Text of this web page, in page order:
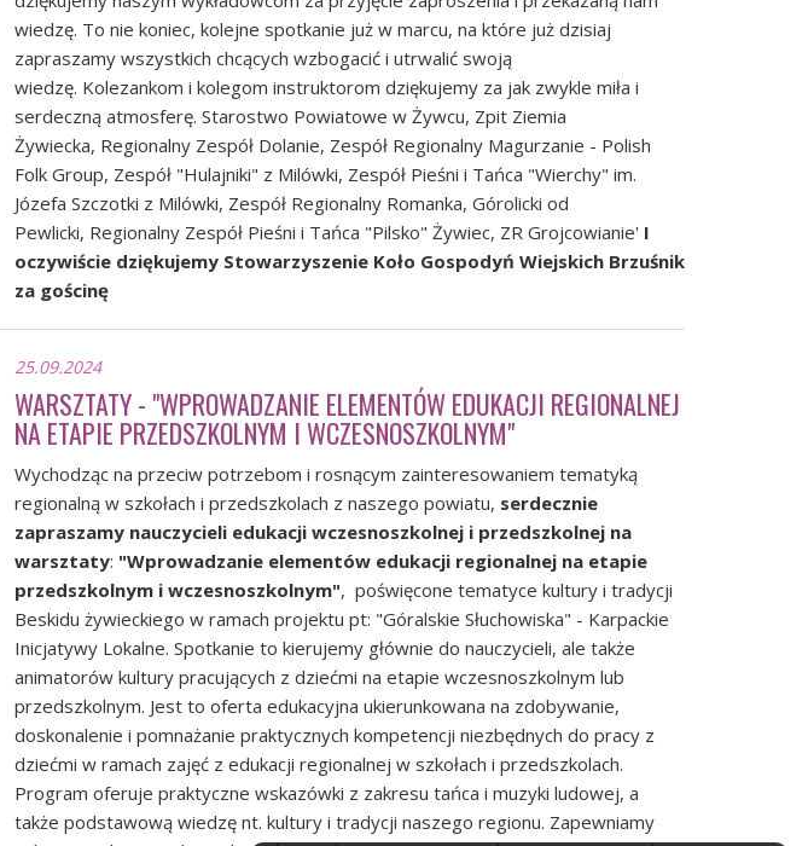
wiedzę. To nie koniec, kolejne spotkanie już w marcu, na które już dzisiaj
zapraszamy wszystkich chcących wzbogacić i utrwalić swoją
wiedzę. Kolezankom i kolegom instruktorom dziękujemy za jak zwykle miła i
serdeczną atmosferę. Starostwo Powiatowe w Żywcu, Zpit Ziemia
Żywiecka, Regionalny Zespół Dolanie, Zespół Regionalny Magurzanie - Polish
Folk Group, Zespół "Hulajniki" z Milówki, Zespół Pieśni i Tańca "Wierchy" im.
Józefa Szczotki z Milówki, Zespół Regionalny Romanka, Górolicki od
Pewlicki, Regionalny Zespół Pieśni i Tańca "Pilsko" Żywiec, ZR Grojcowianie' I
oczywiście dziękujemy Stowarzyszenie Koło Gospodyń Wiejskich Brzuśnik
za gościnę
25.09.2024
WARSZTATY - "WPROWADZANIE ELEMENTÓW EDUKACJI REGIONALNEJ
NA ETAPIE PRZEDSZKOLNYM I WCZESNOSZKOLNYM"
Wychodząc na przeciw potrzebom i rosnącym zainteresowaniem tematyką
regionalną w szkołach i przedszkolach z naszego powiatu, serdecznie
zapraszamy nauczycieli edukacji wczesnoszkolnej i przedszkolnej na
warsztaty: "Wprowadzanie elementów edukacji regionalnej na etapie
przedszkolnym i wczesnoszkolnym", poświęcone tematyce kultury i tradycji
Beskidu żywieckiego w ramach projektu pt: "Góralskie Słuchowiska" - Karpackie
Inicjatywy Lokalne. Spotkanie to kierujemy głównie do nauczycieli, ale także
animatorów kultury pracujących z dziećmi na etapie wczesnoszkolnym lub
przedszkolnym. Jest to oferta edukacyjna ukierunkowana na zdobywanie,
doskonalenie i pomnażanie praktycznych kompetencji niezbędnych do pracy z
dziećmi w ramach zajęć z edukacji regionalnej w szkołach i przedszkolach.
Program oferuje praktyczne wskazówki z zakresu tańca i muzyki ludowej, a
także podstawową wiedzę nt. kultury i tradycji naszego regionu. Zapewniamy